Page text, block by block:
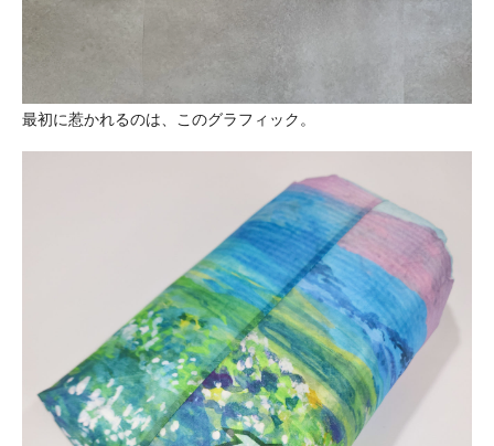
最初に惹かれるのは、このグラフィック。